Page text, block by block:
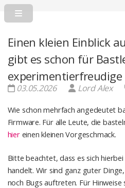
Einen kleien Einblick
gibt es schon für
03.05.2026 Lord Alex
Wie schon mehrfach angedeutet
Firmware. Für alle Leute, die
hiereinen kleinen Vorgeschmack.
Bitte beachtet, dass es sich
handelt. Wir sind ganz guter
noch Bugs auftreten. Für